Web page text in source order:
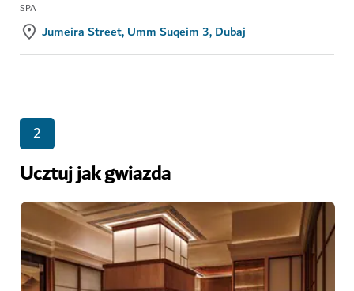
SPA
Jumeira Street, Umm Suqeim 3, Dubaj
2
Ucztuj jak gwiazda